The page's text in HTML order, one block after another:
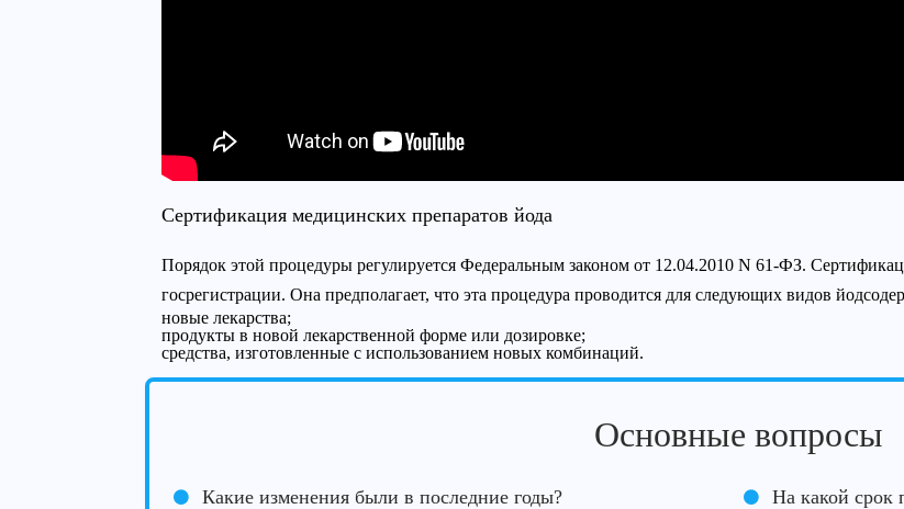
Сертификация медицинских препаратов йода
Порядок этой процедуры регулируется Федеральным законом от 12.04.2010 N 61-ФЗ.
госрегистрации. Она предполагает, что эта процедура проводится для следующих видов
новые лекарства;
продукты в новой лекарственной форме или дозировке;
средства, изготовленные с использованием новых комбинаций.
Основные вопросы
Какие изменения были в последние годы? На какой срок